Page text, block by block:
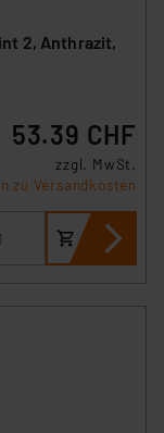
2, Anthrazit,
53.39 CHF
zzgl. MwSt.
zu Versandkosten